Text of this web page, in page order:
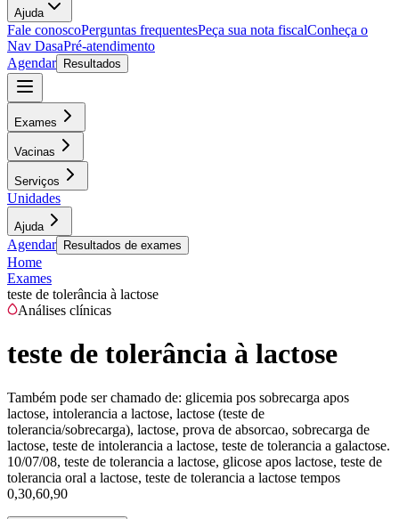
Ajuda
Fale conoscoPerguntas frequentesPeça sua nota fiscalConheça o
Nav DasaPré-atendimento
Agendar
Resultados
Exames
Vacinas
Serviços
Unidades
Ajuda
Agendar Resultados de exames
Home
Exames
teste de tolerância à lactose
Análises clínicas
teste de tolerância à lactose
Também pode ser chamado de: glicemia pos sobrecarga apos
lactose, intolerancia a lactose, lactose (teste de
tolerancia/sobrecarga), lactose, prova de absorcao, sobrecarga de
lactose, teste de intolerancia a lactose, teste de tolerancia a galactose.
10/07/08, teste de tolerancia a lactose, glicose apos lactose, teste de
tolerancia oral a lactose, teste de tolerancia a lactose tempos
0,30,60,90